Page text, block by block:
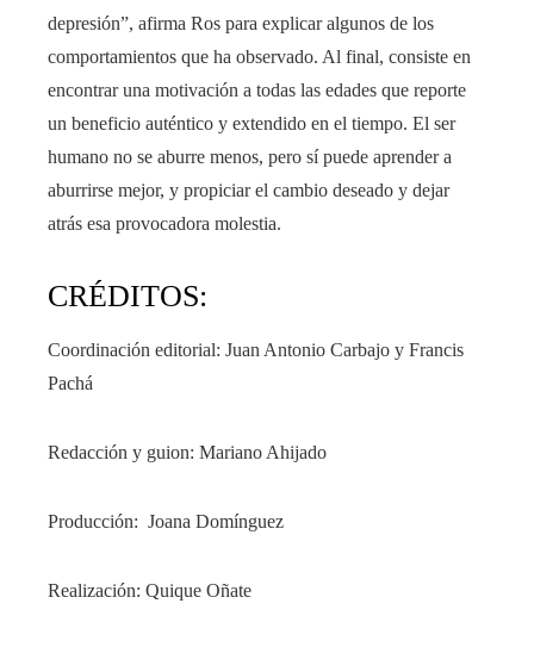
depresión”, afirma Ros para explicar algunos de los
comportamientos que ha observado. Al final, consiste en
encontrar una motivación a todas las edades que reporte
un beneficio auténtico y extendido en el tiempo. El ser
humano no se aburre menos, pero sí puede aprender a
aburrirse mejor, y propiciar el cambio deseado y dejar
atrás esa provocadora molestia.
CRÉDITOS:
Coordinación editorial: Juan Antonio Carbajo y Francis
Pachá
Redacción y guion: Mariano Ahijado
Producción: Joana Domínguez
Realización: Quique Oñate